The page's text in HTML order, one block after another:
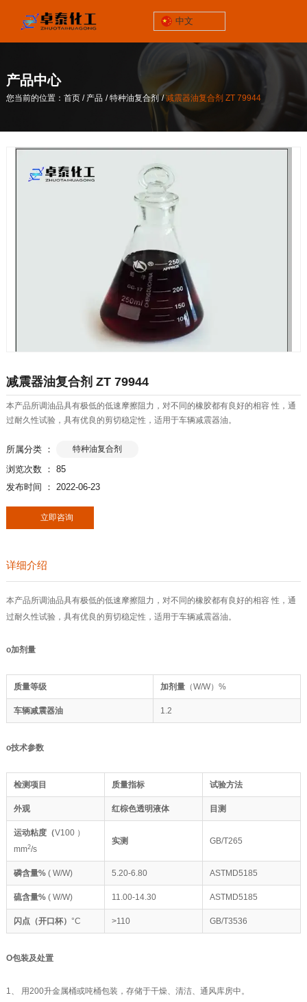
锦州市太和区
三屯工业园928号
联系电话
13464652539
企业邮箱
zp@lnzthg.com
中文
关于我们
特种油复合剂 /减震器油复合剂 ZT 79944
产品中心
您当前的位置：首页 / 产品 /特种油复合剂 /减震器油复合剂 ZT 79944
减震器油复合剂 ZT 79944
本产品所调油品具有极低的低速摩擦阻力，对不同的橡胶都有良好的相容 性，通
过耐久性试验，具有优良的剪切稳定性，适用于车辆减震器油。
所属分类 ： 特种油复合剂
浏览次数 ： 85
发布时间 ： 2022-06-23
立即咨询
详细介绍
本产品所调油品具有极低的低速摩擦阻力，对不同的橡胶都有良好的相容 性，通
过耐久性试验，具有优良的剪切稳定性，适用于车辆减震器油。
o加剂量
质量等级 加剂量（W/W）%
车辆减震器油 1.2
o技术参数
检测项目 质量指标 试验方法
外观 红棕色透明液体 目测
运动粘度（V100 ）
mm2/s
实测 GB/T265
磷含量% ( W/W) 5.20-6.80 ASTMD5185
硫含量% ( W/W) 11.00-14.30 ASTMD5185
闪点（开口杯） °C >110 GB/T3536
O包装及处置
1、 用200升金属桶或吨桶包装，存储于干燥、清洁、通风库房中。